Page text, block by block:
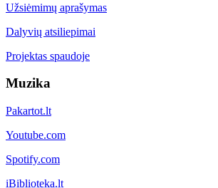
Užsiėmimų aprašymas
Dalyvių atsiliepimai
Projektas spaudoje
Muzika
Pakartot.lt
Youtube.com
Spotify.com
iBiblioteka.lt